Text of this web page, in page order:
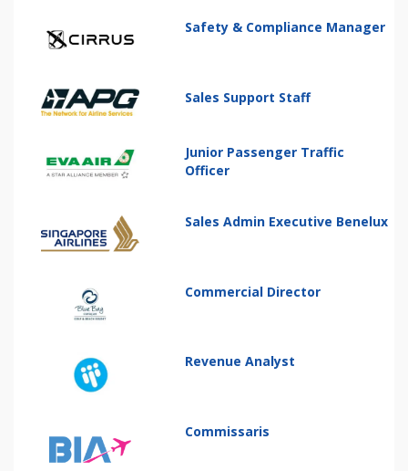
Safety & Compliance Manager
Sales Support Staff
Junior Passenger Traffic
Officer
Sales Admin Executive Benelux
Commercial Director
Revenue Analyst
Commissaris